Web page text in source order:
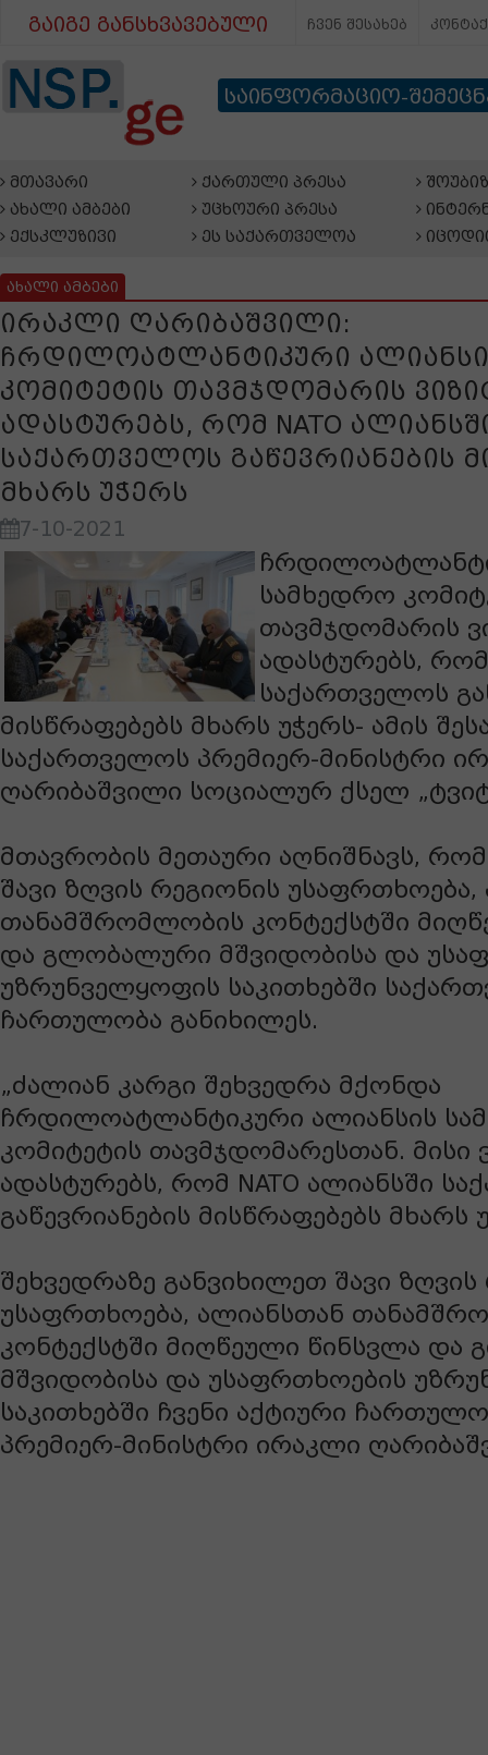
გაიგე განსხვავებული ჩვენ შესახებ
საინფორმაციო-
მთავარი
ახალი ამბები
ექსკლუზივი
ქართული პრესა
უცხოური პრესა
ეს საქართველოა
ახალი ამბები
ირაკლი ღარიბაშვილი:
ჩრდილოატლანტიკური
კომიტეტის თავმჯდომარის
ადასტურებს, რომ NATO
საქართველოს გაწევრიანების
მხარს უჭერს
7-10-2021
სამხედრო
თავმჯდომარის
ადასტურებს, რომ
საქართველოს
მისწრაფებებს მხარს უჭერს- ამის
საქართველოს პრემიერ-მინისტრი
ღარიბაშვილი სოციალურ ქსელ
მთავრობის მეთაური აღნიშნავს,
შავი ზღვის რეგიონის
თანამშრომლობის კონტექსტში
და გლობალური მშვიდობისა და
უზრუნველყოფის საკითხებში
ჩართულობა განიხილეს.
„ძალიან კარგი შეხვედრა მქონდა
ჩრდილოატლანტიკური ალიანსის
კომიტეტის თავმჯდომარესთან. მისი
ადასტურებს, რომ NATO ალიანსში
გაწევრიანების მისწრაფებებს მხარს
შეხვედრაზე განვიხილეთ შავი
უსაფრთხოება, ალიანსთან
კონტექსტში მიღწეული წინსვლა
მშვიდობისა და უსაფრთხოების
საკითხებში ჩვენი აქტიური
პრემიერ-მინისტრი ირაკლი